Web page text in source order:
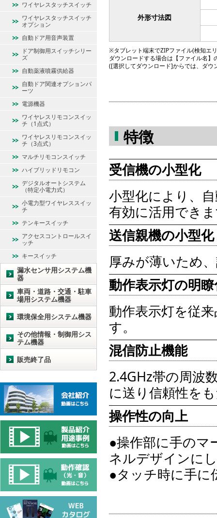
外形寸法図
※タブレット端末でZIPファイル(検知エ
ダウンロードする場合は【ファイル名
([選択してダウンロード]からでは、ダ
特徴
受信機の小型化
小型化により、
有効に活用でき
送信親機の小型化
厚みが薄いため
動作表示灯の明
動作表示灯を従
す。
混信防止機能
2.4GHz帯の周波
に送り信頼性を
操作性の向上
●操作部に手のマ
ネルデザインに
●タッチ時に手に
ワイヤレスタッチスイッチ
ワイヤレスタッチスイッチ
オプション
自動ドア用音声装置
ドア制御用スイッチシリー
ズ
自動薬液噴霧供給器
自動ドア関連オプションパ
ーツ
電源機器
ワイヤレスリモコンスイッ
チ（1点式）
ワイヤレスリモコンスイッ
チ（3点式）
マルチリモコンスイッチ
ハイブリッドリモコン
デジタルオートシステム
（特定小電力式）
小電力型ワイヤレススイッ
チ
テンキースイッチ
アクセスコントロールスイ
ッチ
キースイッチ
漏水センサ用システム機
器
車両・道路・交通・駐車
場用システム機器
環境保全用システム機器
その他情報・制御用シス
テム機器
販売終了品